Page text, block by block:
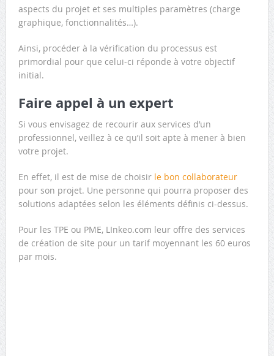
aspects du projet et ses multiples paramètres (charge
graphique, fonctionnalités…).
Ainsi, procéder à la vérification du processus est
primordial pour que celui-ci réponde à votre objectif
initial.
Faire appel à un expert
Si vous envisagez de recourir aux services d’un
professionnel, veillez à ce qu’il soit apte à mener à bien
votre projet.
En effet, il est de mise de choisir le bon collaborateur
pour son projet. Une personne qui pourra proposer des
solutions adaptées selon les éléments définis ci-dessus.
Pour les TPE ou PME, LInkeo.com leur offre des services
de création de site pour un tarif moyennant les 60 euros
par mois.